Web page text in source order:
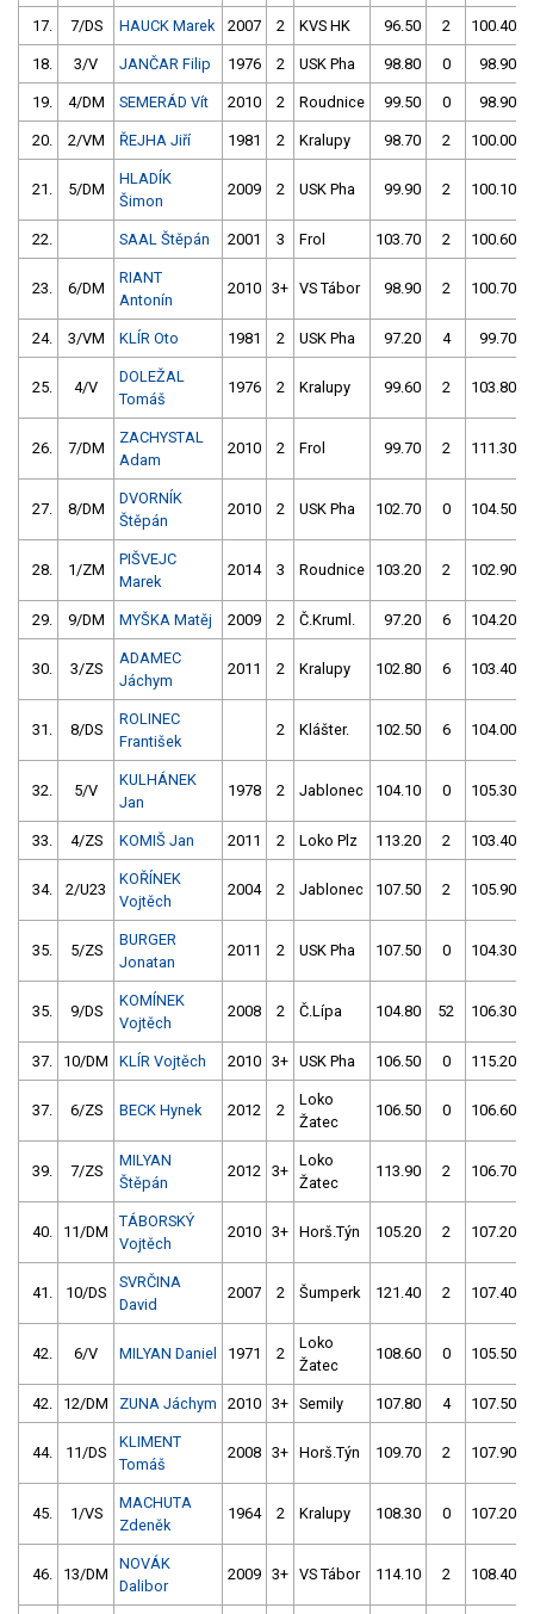
17. 7/DS HAUCK Marek 2007 2 KVS HK 96.50 2 100.40
18. 3/V JANČAR Filip 1976 2 USK Pha 98.80 0 98.90
19. 4/DM SEMERÁD Vít 2010 2 Roudnice 99.50 0 98.90
20. 2/VM ŘEJHA Jiří 1981 2 Kralupy 98.70 2 100.00
21. 5/DM
HLADÍK
Šimon
2009 2 USK Pha 99.90 2 100.10
22. SAAL Štěpán 2001 3 Frol 103.70 2 100.60
23. 6/DM
RIANT
Antonín
2010 3+ VS Tábor 98.90 2 100.70
24. 3/VM KLÍR Oto 1981 2 USK Pha 97.20 4 99.70
25. 4/V
DOLEŽAL
Tomáš
1976 2 Kralupy 99.60 2 103.80
26. 7/DM
ZACHYSTAL
Adam
2010 2 Frol 99.70 2 111.30
27. 8/DM
DVORNÍK
Štěpán
2010 2 USK Pha 102.70 0 104.50
28. 1/ZM
PIŠVEJC
Marek
2014 3 Roudnice 103.20 2 102.90
29. 9/DM MYŠKA Matěj 2009 2 Č.Kruml. 97.20 6 104.20
30. 3/ZS
ADAMEC
Jáchym
2011 2 Kralupy 102.80 6 103.40
31. 8/DS
ROLINEC
František
2 Klášter. 102.50 6 104.00
32. 5/V
KULHÁNEK
Jan
1978 2 Jablonec 104.10 0 105.30
33. 4/ZS KOMIŠ Jan 2011 2 Loko Plz 113.20 2 103.40
34. 2/U23
KOŘÍNEK
Vojtěch
2004 2 Jablonec 107.50 2 105.90
35. 5/ZS
BURGER
Jonatan
2011 2 USK Pha 107.50 0 104.30
35. 9/DS
KOMÍNEK
Vojtěch
2008 2 Č.Lípa 104.80 52 106.30
37. 10/DM KLÍR Vojtěch 2010 3+ USK Pha 106.50 0 115.20
37. 6/ZS BECK Hynek 2012 2
Loko
Žatec
106.50 0 106.60
39. 7/ZS
MILYAN
Štěpán
2012 3+
Loko
Žatec
113.90 2 106.70
40. 11/DM
TÁBORSKÝ
Vojtěch
2010 3+ Horš.Týn 105.20 2 107.20
41. 10/DS
SVRČINA
David
2007 2 Šumperk 121.40 2 107.40
42. 6/V MILYAN Daniel 1971 2
Loko
Žatec
108.60 0 105.50
42. 12/DM ZUNA Jáchym 2010 3+ Semily 107.80 4 107.50
44. 11/DS
KLIMENT
Tomáš
2008 3+ Horš.Týn 109.70 2 107.90
45. 1/VS
MACHUTA
Zdeněk
1964 2 Kralupy 108.30 0 107.20
46. 13/DM
NOVÁK
Dalibor
2009 3+ VS Tábor 114.10 2 108.40